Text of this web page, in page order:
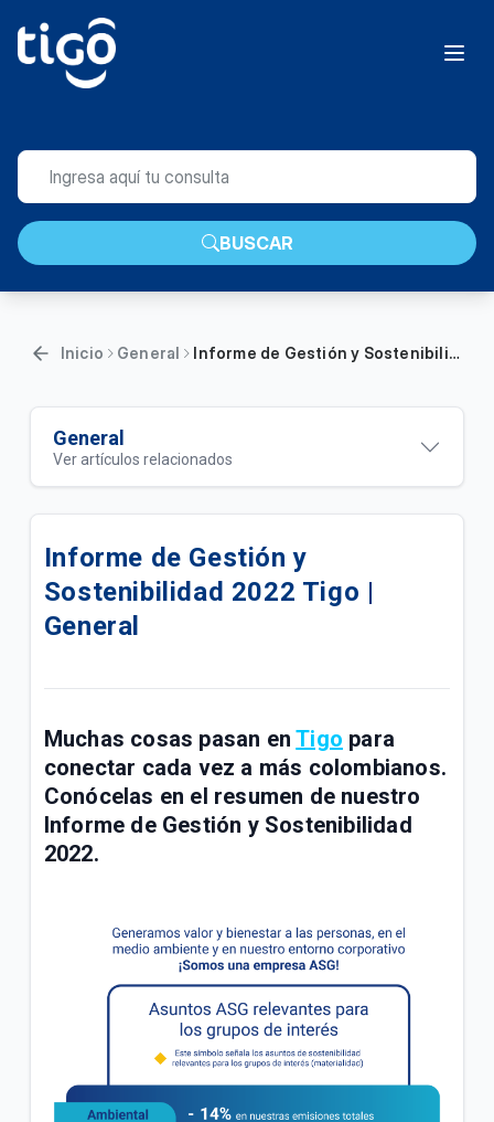
BUSCAR
Inicio General Informe de Gestión y Sostenibilidad 2022 Tigo | General
General
Ver artículos relacionados
Compra tu celular 5G en cuotas | Móvil
¿Cómo pagar tus facturas de servicios fijos y
móviles con QR de Bre-b en Mi Tigo? | General
Confirmación de tu visita Tigo por Emtelco | Hogar
Conoce la factura de tu paquete Full Tigo y Full
Información importante de recursos de ley sobre
radicación de PQRS | General
Compra de acciones de UNE por parte de Millicom |
General
¿Tu servicio cambió? Actualiza tu plan en Mi Tigo |
General
Conoce tu factura Tigo | General
Soporte técnico para tus servicios Tigo | General
Informe de Gestión y
Sostenibilidad 2022 Tigo |
General
Muchas cosas pasan enTigo para
conectar cada vez a más colombianos.
Conócelas en el resumen de nuestro
Informe de Gestión y Sostenibilidad
2022.